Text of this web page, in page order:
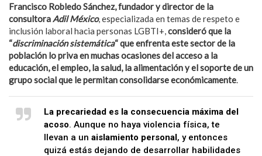
Francisco Robledo Sánchez, fundador y director de la
consultoraAdil México, especializada en temas de respeto e
inclusión laboral hacia personas LGBTI+,consideró que la
“discriminación sistemática“que enfrenta este sector de la
población lo priva en muchas ocasiones del acceso a la
educación, el empleo, la salud, la alimentación y el soporte de un
grupo social que le permitan consolidarse económicamente.
La precariedad es la consecuencia máxima del
acoso. Aunque no haya violencia física, te
llevan a un aislamiento personal, y entonces
quizá estás dejando de desarrollar habilidades